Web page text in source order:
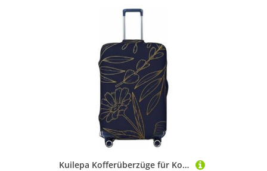
Kuilepa Kofferüberzüge für Koffer, kupfer-goldfarben, glänzend, Blumendruck, elastisch, waschbar und dehnbar, kratzfest, passend für Gepäck von 45,7 - 81,3 cm, kein Gepäck im Lieferumfang enthalten